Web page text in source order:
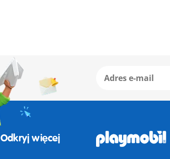
Odkryj więcej